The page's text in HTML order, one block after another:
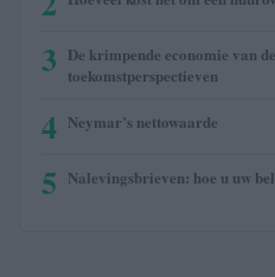
3 De krimpende economie van
toekomstperspectieven
4 Neymar’s nettowaarde
5 Nalevingsbrieven: hoe u uw